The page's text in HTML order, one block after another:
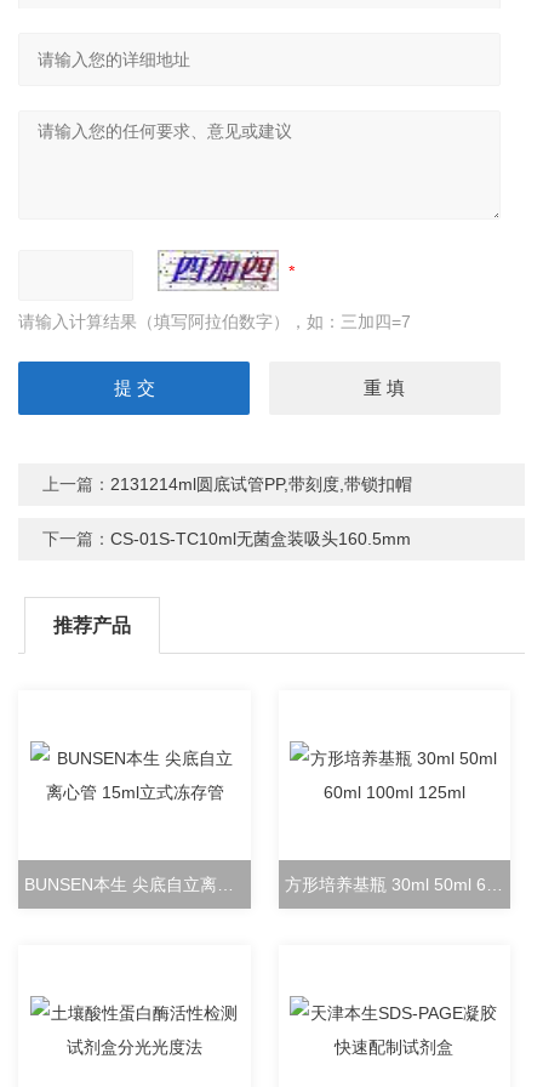
请输入计算结果（填写阿拉伯数字），如：三加四=7
上一篇： 2131214ml圆底试管PP,带刻度,带锁扣帽
下一篇：CS-01S-TC10ml无菌盒装吸头160.5mm
推荐产品